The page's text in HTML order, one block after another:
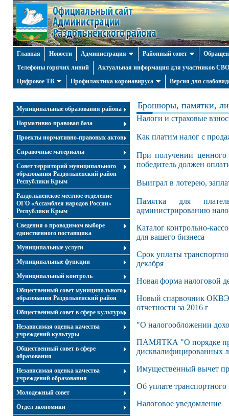
Главная Новости Администрация Районный совет
Телефоны горячих линий
Актуальная информация для участников СВО
Цифровое ТВ
Профилактика коронавируса Версия для
Муниципальные образования района
Нормативно-правовая база
Проекты нормативно-правовых актов
Справочные материалы
Совет территорий муниципального
образования Раздольненский район
Республики Крым
Раздольненское местное отделение
ОГО «Ассамблея народов России»
Республики Крым
Cведения о проводимом выборе
единственного поставщика
Муниципальные услуги
Муниципальные функции
Муниципальный контроль
Общественный совет муниципального
образования Раздольненский район
Общественный совет в сфере культуры
Независимая оценка качества
учреждений культуры
Общественный совет в сфере
образования
Независимая оценка качества
учреждений образования
Молодежный совет
Отдел экономики
Брошюры, памятки,
Налоги и страховые
Как платим налог с
При получении
победитель должен
Выиграл в лотерею,
Памятка для
администрированию
Каталог контрольно-
для вашего бизнеса
Срок уплаты
декабря
Новая форма налоговой
Новый спарвочник
отчетности за 2016 г
"О налогообложении
ПАМЯТКА "О порядке
дисквалифицированных
Имущественный вычет
Об уплате транспортного
Налоговое уведомление